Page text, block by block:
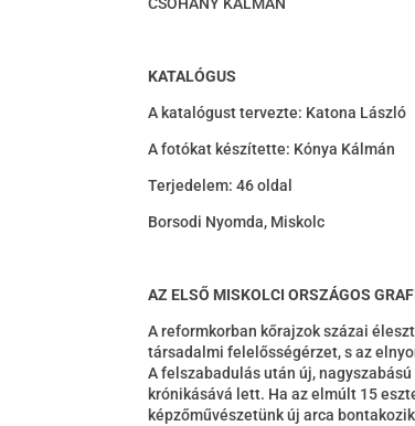
CSOHÁNY KÁLMÁN
KATALÓGUS
A katalógust tervezte: Katona László
A fotókat készítette: Kónya Kálmán
Terjedelem: 46 oldal
Borsodi Nyomda, Miskolc
AZ ELSŐ MISKOLCI ORSZÁGOS
A reformkorban kőrajzok százai
társadalmi felelősségérzet, s az
A felszabadulás után új,
krónikásává lett. Ha az elmúlt 15
képzőművészetünk új arca